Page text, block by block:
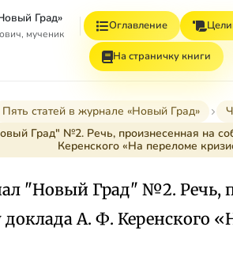
Град»
мученик
Оглавление
На страничку книги
Пять статей в журнале «Новый Град»
Град" №2. Речь, произнесенная на
Керенского «На переломе
"Новый Град" №2. Речь,
А. Ф. Керенского